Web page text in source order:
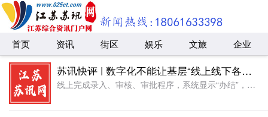
首页 资讯 街区 娱乐 文旅 企业
苏讯快评 | 数字化不能让基层“线上线下各走一遍”
线上完成录入、审核、审批程序，系统显示“办结”，而线下却还要把同样的材料打印出来，逐页签字、盖章、装订和归档。群众和企业在线上提交了一次材料，基层工作人员却要在系统和纸张之间再重复一遍。这是数字化没有